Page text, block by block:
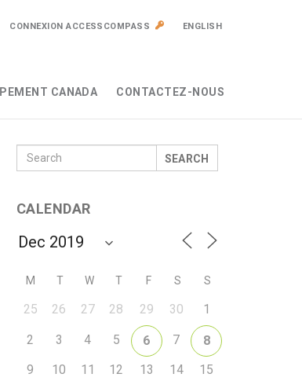
CONNEXION ACCESSCOMPASS ENGLISH
CANADA CONTACTEZ-NOUS
SEARCH
CALENDAR
M T W T F S S
25 26 27 28 29 30 1
2 3 4 5 6 7
8
9
10 11 12 13 14
15